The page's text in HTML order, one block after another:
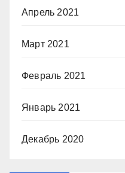
Апрель 2021
Март 2021
Февраль 2021
Январь 2021
Декабрь 2020